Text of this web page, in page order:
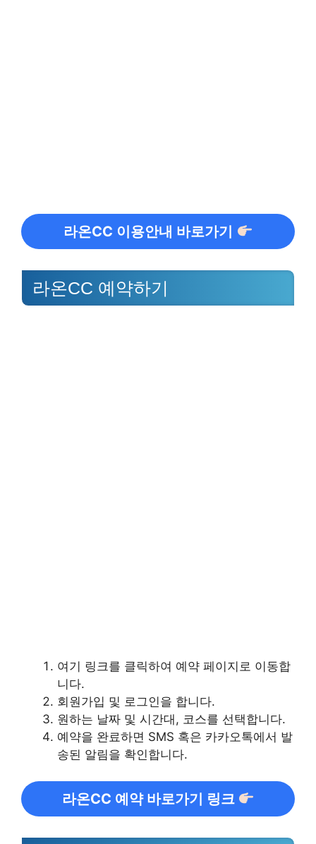
라온CC 이용안내 바로가기
라온CC 예약하기
여기 링크를 클릭하여 예약 페이지로 이동합
니다.
회원가입 및 로그인을 합니다.
원하는 날짜 및 시간대, 코스를 선택합니다.
예약을 완료하면 SMS 혹은 카카오톡에서 발
송된 알림을 확인합니다.
라온CC 예약 바로가기 링크